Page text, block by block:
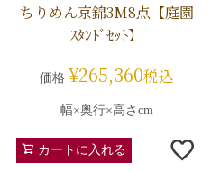
ちりめん京錦3M8点【庭園
ｽﾀﾝﾄﾞｾｯﾄ】
価格 ¥265,360税込
幅×奥行×高さcm
カートに入れる